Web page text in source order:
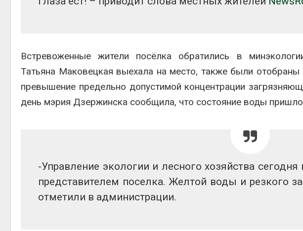
Встревоженные жители посёлка обратились в
Татьяна Маковецкая выехала на место, также были
превышение предельно допустимой концентрации
день мэрия Дзержинска сообщила, что состояние воды
-Управление экологии и лесного хозяйства
представителем поселка. Желтой воды и резкого
отметили в администрации.
объектов и
Авг 7, 2026
Панамский
ограничивает
эвакуировали
Авг 6, 2026